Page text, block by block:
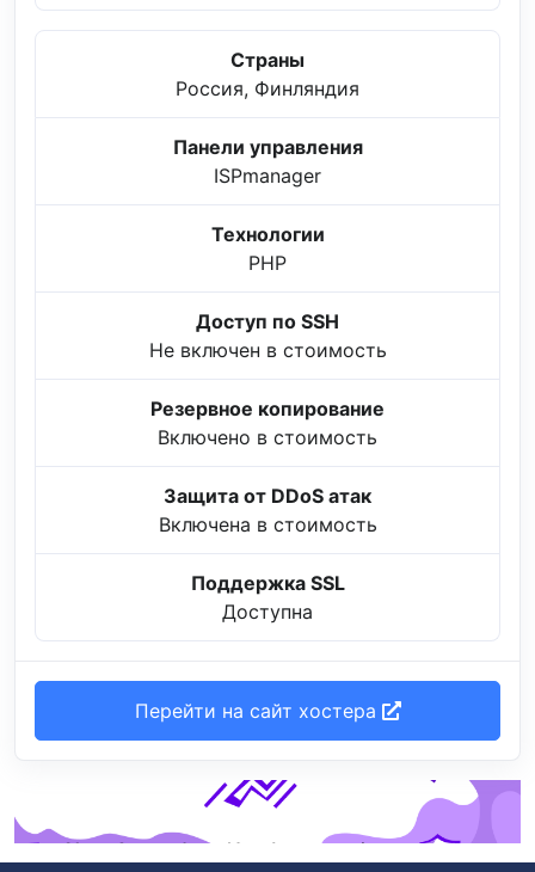
Страны
Россия, Финляндия
Панели управления
ISPmanager
Технологии
PHP
Доступ по SSH
Не включен в стоимость
Резервное копирование
Включено в стоимость
Защита от DDoS атак
Включена в стоимость
Поддержка SSL
Доступна
Перейти на сайт хостера